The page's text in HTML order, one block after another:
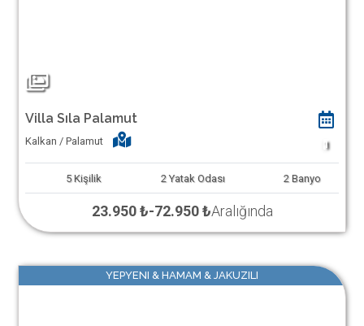
Villa Sıla Palamut
Kalkan / Palamut 1
5 Kişilik 2 Yatak Odası 2 Banyo
23.950 ₺-72.950 ₺Aralığında
YEPYENI & HAMAM & JAKUZILI